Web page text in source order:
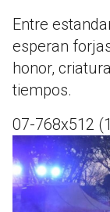
Entre
esperan
honor,
tiempos.
07-768x512